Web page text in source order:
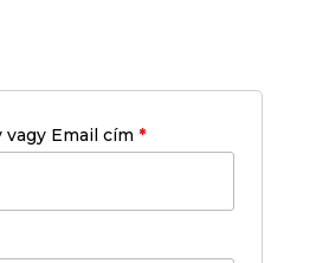
Email cím *